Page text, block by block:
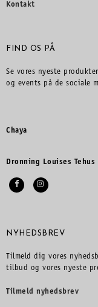
Kontakt
FIND OS PÅ
Se vores nyeste
og events på de sociale
Chaya
Dronning Louises Tehus
NYHEDSBREV
Tilmeld dig vores
tilbud og vores nyeste
Tilmeld nyhedsbrev